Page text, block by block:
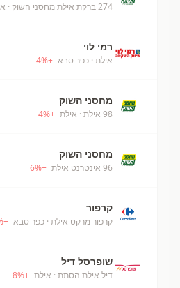
274 ברקת אילת מחסני השוק ·
רמי לוי
אילת · כפר סבא +
4%
מחסני השוק
98 אילת · אילת +
4%
מחסני השוק
96 אינטרנט אילת +
6%
קרפור
קרפור מרקט אילת · כפר סבא +
שופרסל דיל
דיל אילת הסתת · אילת +
8%